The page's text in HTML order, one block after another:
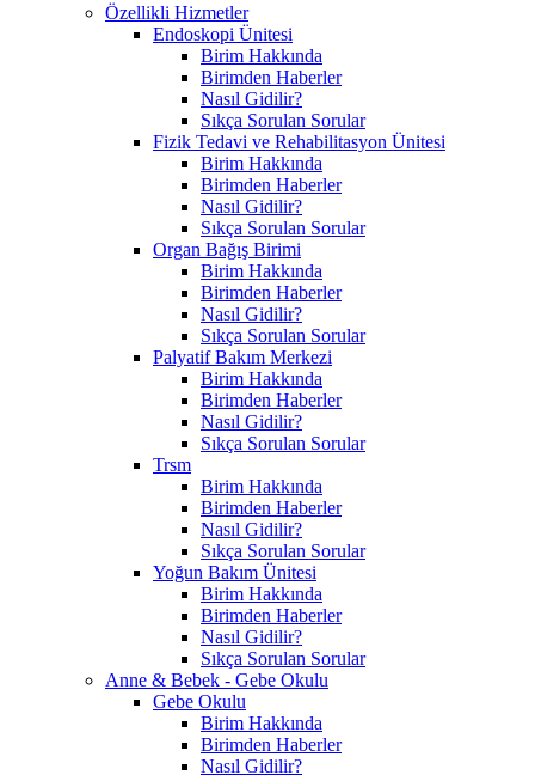
Özellikli Hizmetler
Endoskopi Ünitesi
Birim Hakkında
Birimden Haberler
Nasıl Gidilir?
Sıkça Sorulan Sorular
Fizik Tedavi ve Rehabilitasyon Ünitesi
Birim Hakkında
Birimden Haberler
Nasıl Gidilir?
Sıkça Sorulan Sorular
Organ Bağış Birimi
Birim Hakkında
Birimden Haberler
Nasıl Gidilir?
Sıkça Sorulan Sorular
Palyatif Bakım Merkezi
Birim Hakkında
Birimden Haberler
Nasıl Gidilir?
Sıkça Sorulan Sorular
Trsm
Birim Hakkında
Birimden Haberler
Nasıl Gidilir?
Sıkça Sorulan Sorular
Yoğun Bakım Ünitesi
Birim Hakkında
Birimden Haberler
Nasıl Gidilir?
Sıkça Sorulan Sorular
Anne & Bebek - Gebe Okulu
Gebe Okulu
Birim Hakkında
Birimden Haberler
Nasıl Gidilir?